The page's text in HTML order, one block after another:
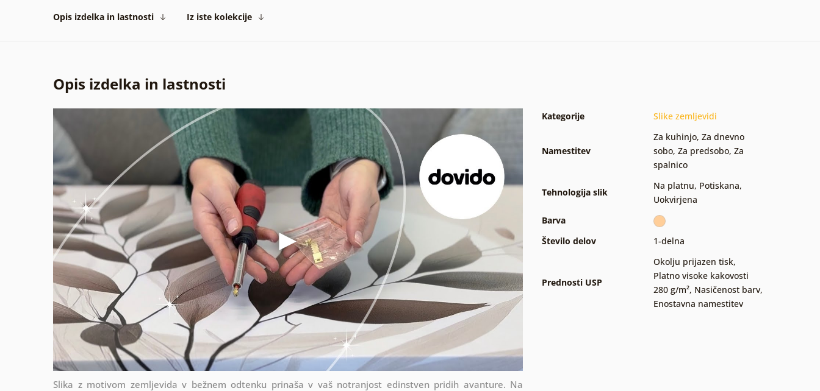
Opis izdelka in lastnosti Iz iste kolekcije
Opis izdelka in lastnosti
Slika z motivom zemljevida v bežnem odtenku prinaša v vaš notranjost edinstven pridih avanture. Na
Kategorije Slike zemljevidi
Namestitev
Za kuhinjo, Za dnevno
sobo, Za predsobo, Za
spalnico
Tehnologija slik
Na platnu, Potiskana,
Uokvirjena
Barva
Število delov
1-delna
Prednosti USP
Okolju prijazen tisk,
Platno visoke kakovosti
280 g/m², Nasičenost barv,
Enostavna namestitev